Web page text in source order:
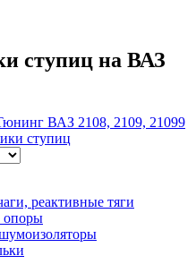
ступиц на ВАЗ
ВАЗ 2108, 2109, 21099
ступиц
реактивные тяги
опоры